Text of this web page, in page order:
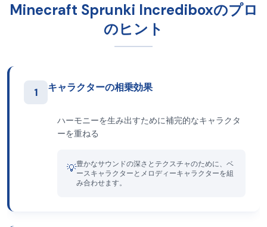
Minecraft Sprunki Incrediboxのプロ
のヒント
1 キャラクターの相乗効果
ハーモニーを生み出すために補完的なキャラクタ
ーを重ねる
💡豊かなサウンドの深さとテクスチャのために、ベ
ースキャラクターとメロディーキャラクターを組
み合わせます。